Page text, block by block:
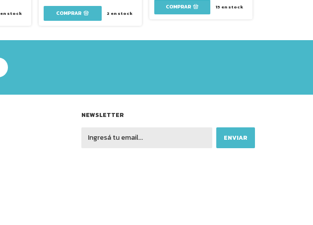
en stock COMPRAR 2 en stock
COMPRAR 15 en stock
NEWSLETTER